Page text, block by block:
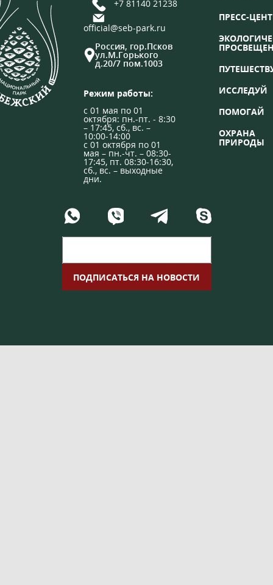
+7 81140 21238
official@seb-park.ru
Россия, гор.Псков
ул.М.Горького
д.20/7 пом.1003
Режим работы:
с 01 мая по 01
октября: пн.-пт. - 8:30
– 17:45, сб., вс. –
10:00-14:00
с 01 октября по 01
мая – пн.-чт. – 08:30-
17:45, пт. 08:30-16:30,
сб., вс. – выходные
дни.
ПРЕСС-
ИССЛЕДУЙ
ПОМОГАЙ
ОХРАНА
ПРИРОДЫ